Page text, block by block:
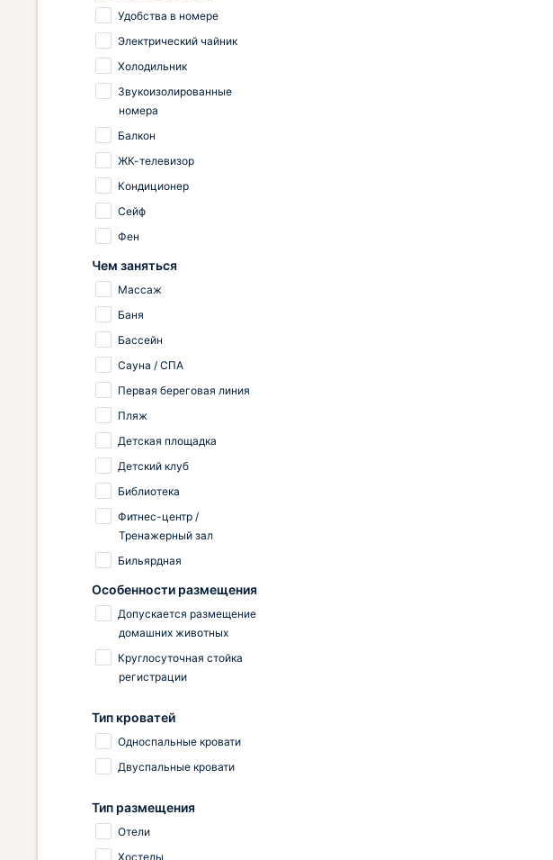
Удобства в номере
Электрический чайник
Холодильник
Звукоизолированные
номера
Балкон
ЖК-телевизор
Кондиционер
Сейф
Фен
Чем заняться
Массаж
Баня
Бассейн
Сауна / СПА
Первая береговая линия
Пляж
Детская площадка
Детский клуб
Библиотека
Фитнес-центр /
Тренажерный зал
Бильярдная
Особенности размещения
Допускается размещение
домашних животных
Круглосуточная стойка
регистрации
Тип кроватей
Односпальные кровати
Двуспальные кровати
Тип размещения
Отели
Хостелы